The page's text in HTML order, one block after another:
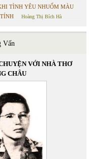
TÌNH YÊU NHUỐM MÀU
Hoàng Thị Bích Hà
Vấn
VỚI NHÀ THƠ
CHÂU